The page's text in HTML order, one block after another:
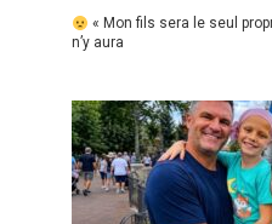
« Mon fils sera le seul
n’y aura